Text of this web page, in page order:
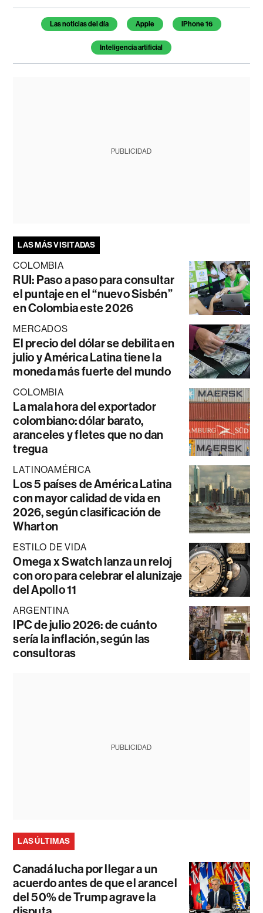
Temas de este artículo
Las noticias del día Apple IPhone 16
Inteligencia artificial
PUBLICIDAD
LAS MÁS VISITADAS
COLOMBIA
RUI: Paso a paso para consultar
el puntaje en el “nuevo Sisbén”
en Colombia este 2026
MERCADOS
El precio del dólar se debilita en
julio y América Latina tiene la
moneda más fuerte del mundo
COLOMBIA
La mala hora del exportador
colombiano: dólar barato,
aranceles y fletes que no dan
tregua
LATINOAMÉRICA
Los 5 países de América Latina
con mayor calidad de vida en
2026, según clasificación de
Wharton
ESTILO DE VIDA
Omega x Swatch lanza un reloj
con oro para celebrar el alunizaje
del Apollo 11
ARGENTINA
IPC de julio 2026: de cuánto
sería la inflación, según las
consultoras
PUBLICIDAD
LAS ÚLTIMAS
Canadá lucha por llegar a un
acuerdo antes de que el arancel
del 50% de Trump agrave la